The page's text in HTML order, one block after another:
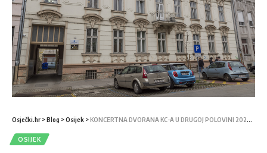
Osječki.hr >Blog >Osijek >KONCERTNA DVORANA KC-A U DRUGOJ POLOVINI 2024. ZA NULA GRADSKIH KUNA
OSIJEK